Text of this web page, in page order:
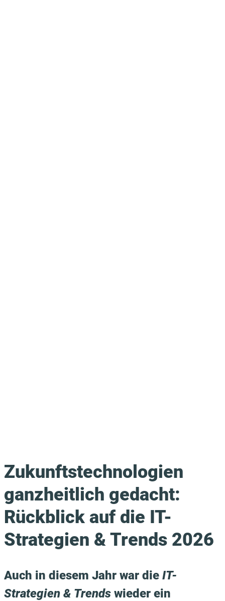
Zukunftstechnologien
ganzheitlich gedacht:
Rückblick auf die IT-
Strategien & Trends 2026
Auch in diesem Jahr war die IT-
Strategien & Trends wieder ein